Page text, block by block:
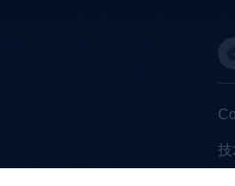
技